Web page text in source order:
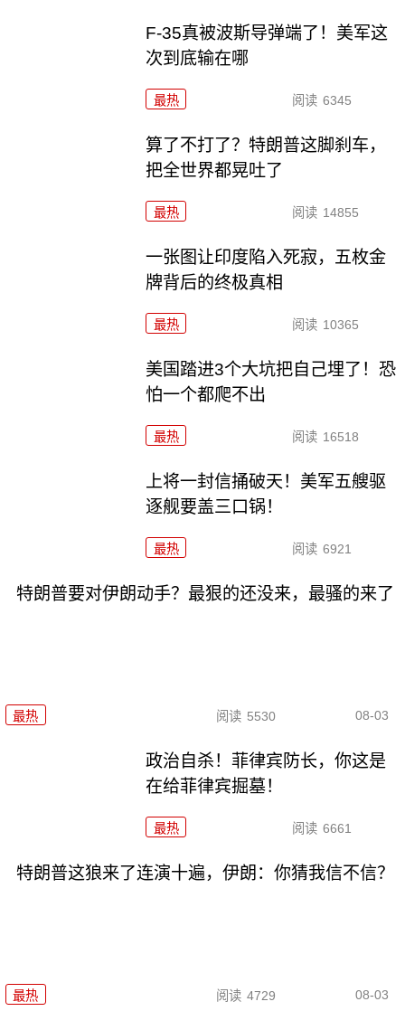
F-35真被波斯导弹端了！美军这
次到底输在哪
最热 阅读 6345
算了不打了？特朗普这脚刹车，
把全世界都晃吐了
最热 阅读 14855
一张图让印度陷入死寂，五枚金
牌背后的终极真相
最热 阅读 10365
美国踏进3个大坑把自己埋了！恐
怕一个都爬不出
最热 阅读 16518
上将一封信捅破天！美军五艘驱
逐舰要盖三口锅！
最热 阅读 6921
特朗普要对伊朗动手？最狠的还没来，最骚的来了
最热 阅读 5530 08-03
政治自杀！菲律宾防长，你这是
在给菲律宾掘墓！
最热 阅读 6661
特朗普这狼来了连演十遍，伊朗：你猜我信不信？
最热 阅读 4729 08-03